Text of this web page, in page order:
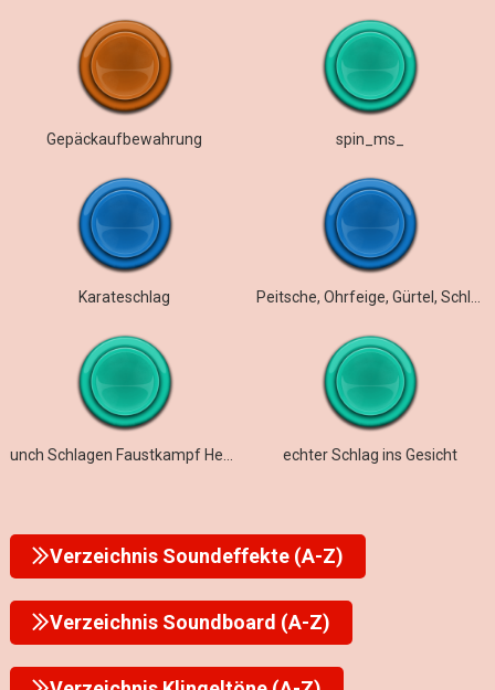
Gepäckaufbewahrung spin_ms_
Karateschlag
echter Schlag ins Gesicht
Verzeichnis Soundeffekte (A-Z)
Verzeichnis Soundboard (A-Z)